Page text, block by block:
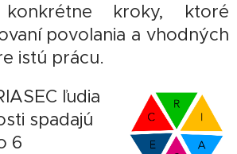
konkrétne kroky, ktoré
povolania a vhodných
istú prácu.
ľudia
spadajú
6